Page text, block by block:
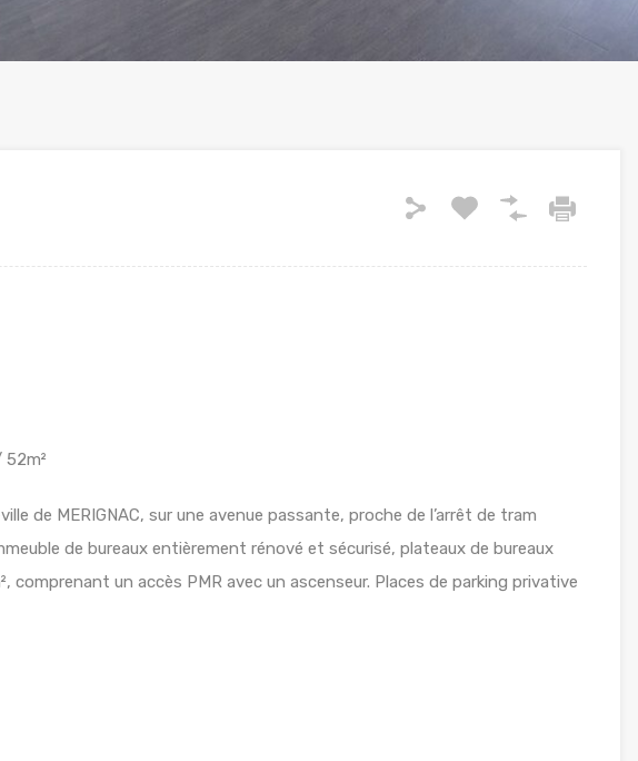
52m²
de MERIGNAC, sur une avenue passante, proche de l’arrêt de tram
de bureaux entièrement rénové et sécurisé, plateaux de bureaux
comprenant un accès PMR avec un ascenseur. Places de parking privative